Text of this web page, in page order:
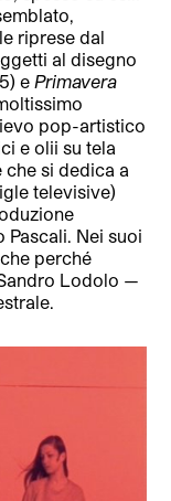
riprese dal
al disegno
e Primavera
pop-artistico
e olii su tela
che si dedica a
televisive)
Pascali. Nei suoi
perché
Lodolo —